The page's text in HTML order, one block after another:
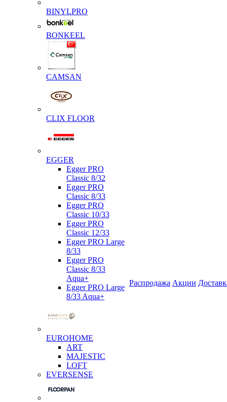
BINYLPRO
BONKEEL
CAMSAN
CLIX FLOOR
EGGER
Egger PRO
Classic 8/32
Egger PRO
Classic 8/33
Egger PRO
Classic 10/33
Egger PRO
Classic 12/33
Egger PRO Large
8/33
Egger PRO
Classic 8/33
Aqua+
Egger PRO Large
8/33 Aqua+
EUROHOME
ART
MAJESTIC
LOFT
EVERSENSE
Распродажа Акции